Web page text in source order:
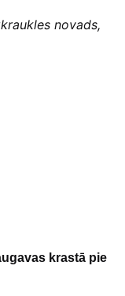
novads,
krastā pie